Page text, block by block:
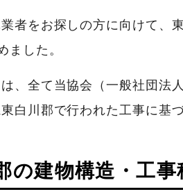
者をお探しの方に向けて、
ました。
、全て当協会（一般社団法
白川郡で行われた工事に基
の建物構造・工